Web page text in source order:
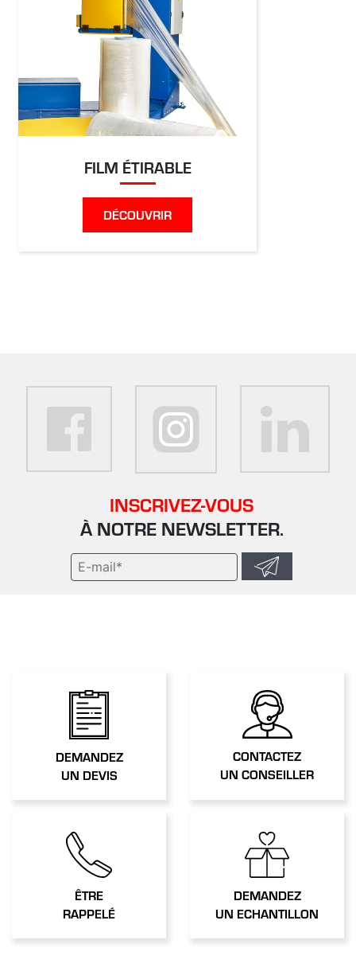
FILM ÉTIRABLE
DÉCOUVRIR
INSCRIVEZ-VOUS
À NOTRE NEWSLETTER.
DEMANDEZ
UN DEVIS
CONTACTEZ
UN CONSEILLER
ÊTRE
RAPPELÉ
DEMANDEZ
UN ECHANTILLON